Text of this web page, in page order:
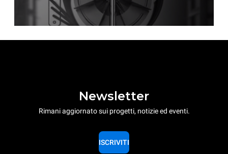
Newsletter
Rimani aggiornato sui progetti, notizie ed eventi.
ISCRIVITI